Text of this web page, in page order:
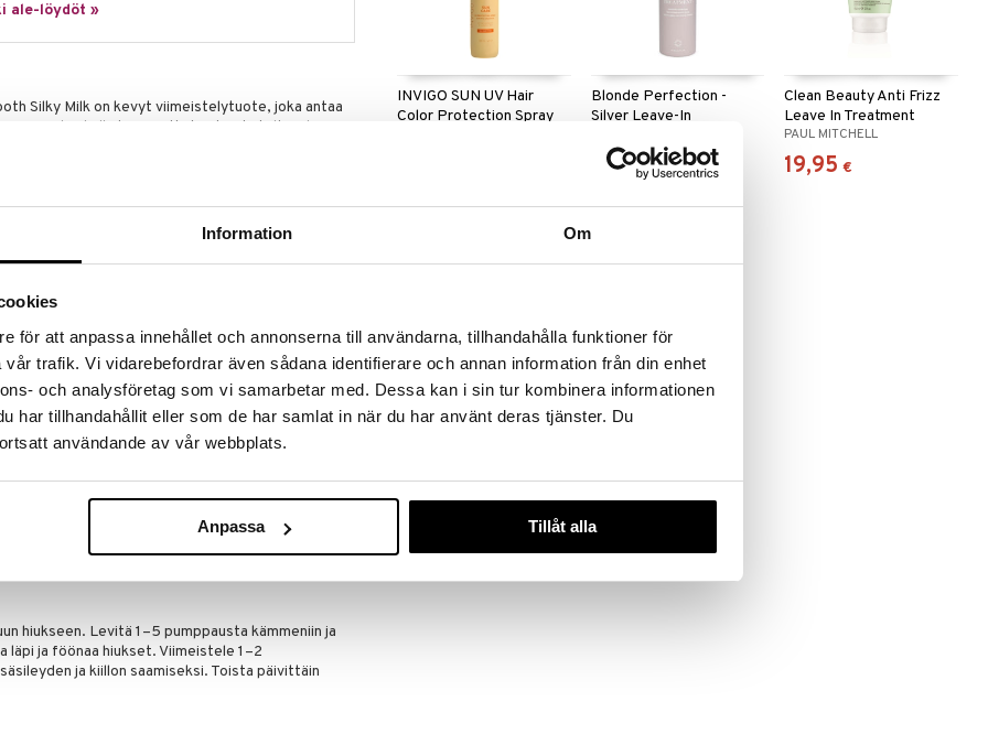
Information Om
för att anpassa innehållet och annonserna till användarna, tillhandahålla funktioner för
trafik. Vi vidarebefordrar även sådana identifierare och annan information från din enhet
och analysföretag som vi samarbetar med. Dessa kan i sin tur kombinera informationen
har tillhandahållit eller som de har samlat in när du har använt deras tjänster. Du
användande av vår webbplats.
Anpassa Tillåt alla
ale-löydöt »
Silky Milk on kevyt viimeistelytuote, joka antaa
hallintaa ja pitkäkestoista kiiltoa ilman,
maitokoostumus tekee hiuksista pehmeät,
kun se suojaa kosteudelta, UV-säteiltä ja
lopputuloksella, joka kestää koko päivän.
kampausta, vähentääksesi
Smooth -rutiiniasi saadaksesi silkkiset
hiuksia
sileyttä
hiukseen. Levitä 1–5 pumppausta kämmeniin ja
läpi ja föönaa hiukset. Viimeistele 1–2
ja kiillon saamiseksi. Toista päivittäin
INVIGO SUN UV Hair
Color Protection Spray
Blonde Perfection -
Silver Leave-In
15,95 €
Clean Beauty Anti Frizz
Leave In Treatment
PAUL MITCHELL
19,95 €
Clean Beauty Repair
22,95 €